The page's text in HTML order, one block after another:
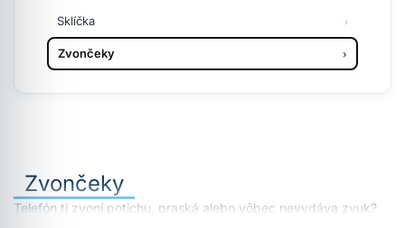
Sklíčka
Zvončeky
Zvončeky
Telefón ti zvoní potichu, praská alebo vôbec nevydáva zvuk?